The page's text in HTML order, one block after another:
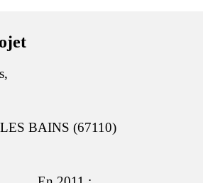
BAINS (67110)